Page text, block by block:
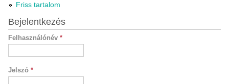
Friss tartalom
Bejelentkezés
Felhasználónév *
Jelszó *